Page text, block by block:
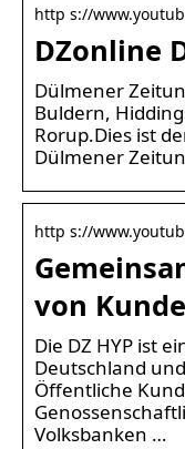
http s://
DZonline
Dülmener
Buldern,
Rorup.Dies ist
Dülmener
http s://
von
Die DZ HYP ist
Deutschland
Öffentliche
Volksbanken …